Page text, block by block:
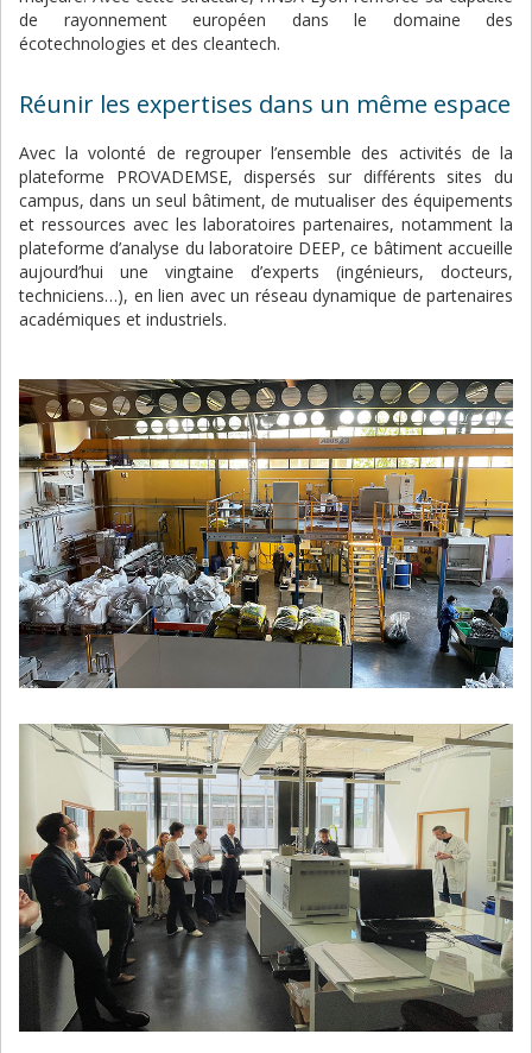
de rayonnement européen dans le domaine des
écotechnologies et des cleantech.
Réunir les expertises dans un même espace
Avec la volonté de regrouper l’ensemble des activités de la
plateforme PROVADEMSE, dispersés sur différents sites du
campus, dans un seul bâtiment, de mutualiser des équipements
et ressources avec les laboratoires partenaires, notamment la
plateforme d’analyse du laboratoire DEEP, ce bâtiment accueille
aujourd’hui une vingtaine d’experts (ingénieurs, docteurs,
techniciens…), en lien avec un réseau dynamique de partenaires
académiques et industriels.